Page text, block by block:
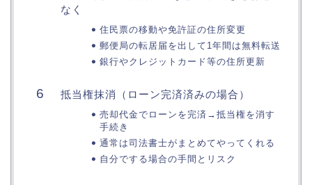
なく
住民票の移動や免許証の住所変更
郵便局の転居届を出して1年間は無料転送
銀行やクレジットカード等の住所更新
抵当権抹消（ローン完済済みの場合）
売却代金でローンを完済→抵当権を消す
手続き
通常は司法書士がまとめてやってくれる
自分でする場合の手間とリスク